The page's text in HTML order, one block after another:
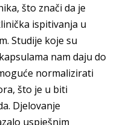
što znači da je
ispitivanja u
Studije koje su
nam daju do
normalizirati
što je u biti
Djelovanje
uspješnim